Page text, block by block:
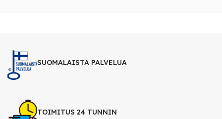
SUOMALAISTA PALVELUA
TOIMITUS 24 TUNNIN